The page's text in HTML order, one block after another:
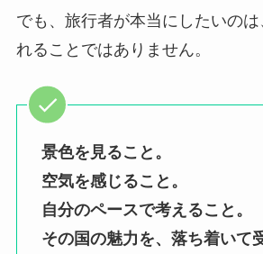
でも、旅行者が本当にしたいの
れることではありません。
景色を見ること。
空気を感じること。
自分のペースで考えること。
その国の魅力を、落ち着いて